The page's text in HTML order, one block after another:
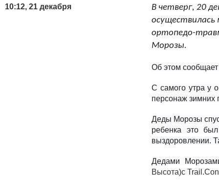
10:12, 21 декабря
В четверг, 20
осуществилась
ортопедо-
Морозы.
Об этом
С самого утра у
персонаж зимних
Деды Морозы
ребенка это
выздоровлении.
Дедами
Высота)с